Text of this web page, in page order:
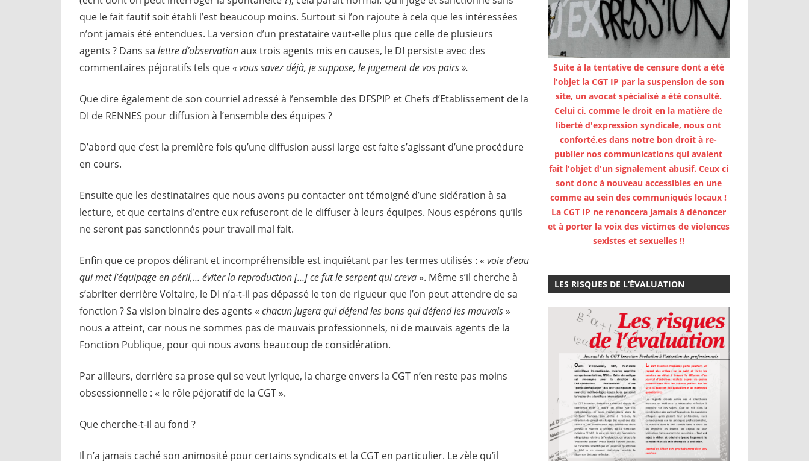
que le fait fautif soit établi l’est beaucoup moins. Surtout si l’on rajoute à cela que les intéressées
n’ont jamais été entendues. La version d’un prestataire vaut-elle plus que celle de plusieurs
agents ? Dans sa lettre d’observationaux trois agents mis en causes, le DI persiste avec des
commentaires péjoratifs tels que« vous savez déjà, je suppose, le jugement de vos pairs ».
Que dire également de son courriel adressé à l’ensemble des DFSPIP et Chefs d’Etablissement de la
DI de RENNES pour diffusion à l’ensemble des équipes ?
D’abord que c’est la première fois qu’une diffusion aussi large est faite s’agissant d’une procédure
en cours.
Ensuite que les destinataires que nous avons pu contacter ont témoigné d’une sidération à sa
lecture, et que certains d’entre eux refuseront de le diffuser à leurs équipes. Nous espérons qu’ils
ne seront pas sanctionnés pour travail mal fait.
Enfin que ce propos délirant et incompréhensible est inquiétant par les termes utilisés : « voie d’eau
qui met l’équipage en péril,… éviter la reproduction […] ce fut le serpent qui creva». Même s’il cherche à
s’abriter derrière Voltaire, le DI n’a-t-il pas dépassé le ton de rigueur que l’on peut attendre de sa
fonction ? Sa vision binaire des agents « chacun jugera qui défend les bons qui défend les mauvais»
nous a atteint, car nous ne sommes pas de mauvais professionnels, ni de mauvais agents de la
Fonction Publique, pour qui nous avons beaucoup de considération.
Par ailleurs, derrière sa prose qui se veut lyrique, la charge envers la CGT n’en reste pas moins
obsessionnelle : « le rôle péjoratif de la CGT ».
Que cherche-t-il au fond ?
Il n’a jamais caché son animosité pour certains syndicats et la CGT en particulier. Le zèle qu’il
Suite à la tentative de censure dont a été
l'objet la CGT IP par la suspension de son
site, un avocat spécialisé a été consulté.
Celui ci, comme le droit en la matière de
liberté d'expression syndicale, nous ont
conforté.es dans notre bon droit à re-
publier nos communications qui avaient
fait l'objet d'un signalement abusif. Ceux ci
sont donc à nouveau accessibles en une
comme au sein des communiqués locaux !
La CGT IP ne renoncera jamais à dénoncer
et à porter la voix des victimes de violences
sexistes et sexuelles !!
LES RISQUES DE L’ÉVALUATION